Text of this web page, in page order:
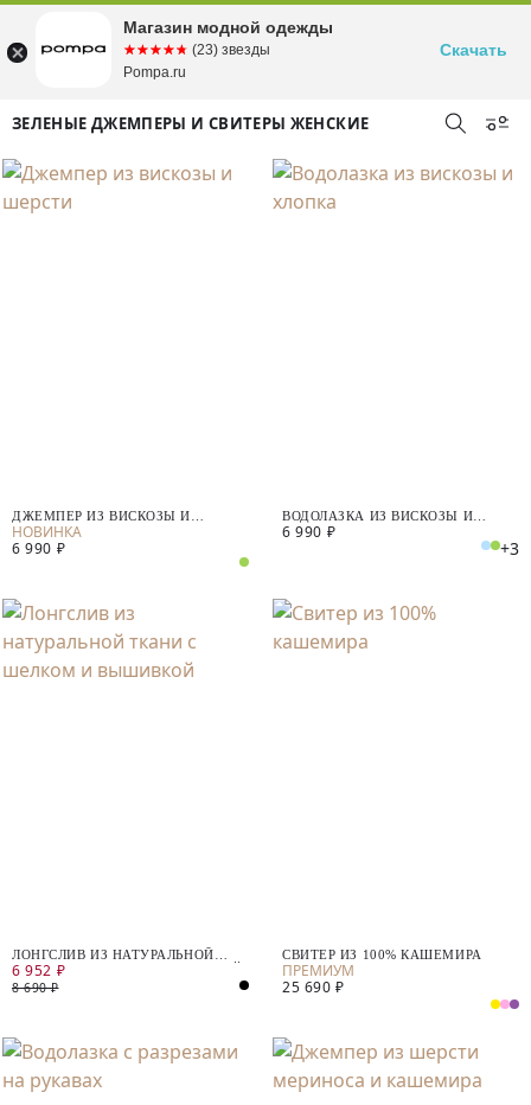
ЗЕЛЕНЫЕ ДЖЕМПЕРЫ И СВИТЕРЫ ЖЕНСКИЕ
ДЖЕМПЕР ИЗ ВИСКОЗЫ И
ШЕРСТИ
6 990 ₽
ВОДОЛАЗКА ИЗ ВИСКОЗЫ И
ХЛОПКА
6 990 ₽
+3
ЛОНГСЛИВ ИЗ НАТУРАЛЬНОЙ
ТКАНИ С ШЕЛКОМ И ВЫШИВКОЙ
6 952 ₽
8 690 ₽
СВИТЕР ИЗ 100% КАШЕМИРА
25 690 ₽
Магазин модной одежды
☆☆☆☆☆
★★★★★ (23) звезды
Pompa.ru
Скачать